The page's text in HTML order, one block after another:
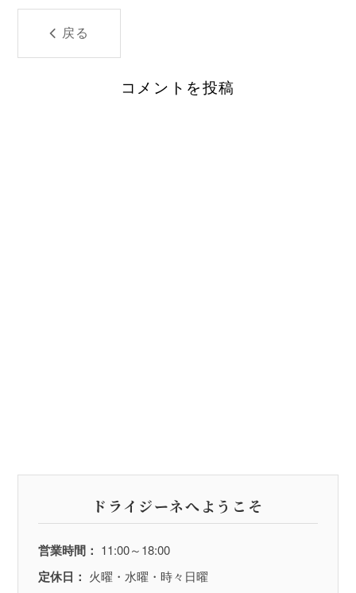
戻る
コメントを投稿
ドライジーネへようこそ
営業時間： 11:00～18:00
定休日： 火曜・水曜・時々日曜